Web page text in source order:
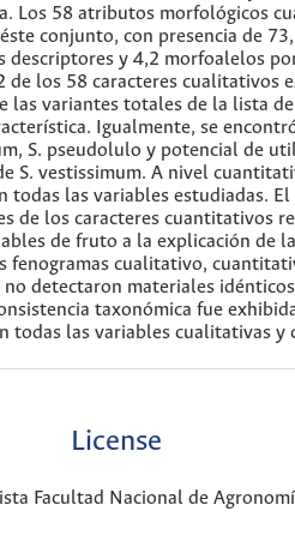
Los 58 atributos morfológicos
conjunto, con presencia de
descriptores y 4,2 morfoalelos
de los 58 caracteres cualitativos
las variantes totales de la lista
Igualmente, se
S. pseudolulo y potencial de
S. vestissimum. A nivel
todas las variables estudiadas. El
de los caracteres cuantitativos
de fruto a la explicación de
fenogramas cualitativo,
detectaron materiales
taxonómica fue
todas las variables cualitativas y
License
Facultad Nacional de